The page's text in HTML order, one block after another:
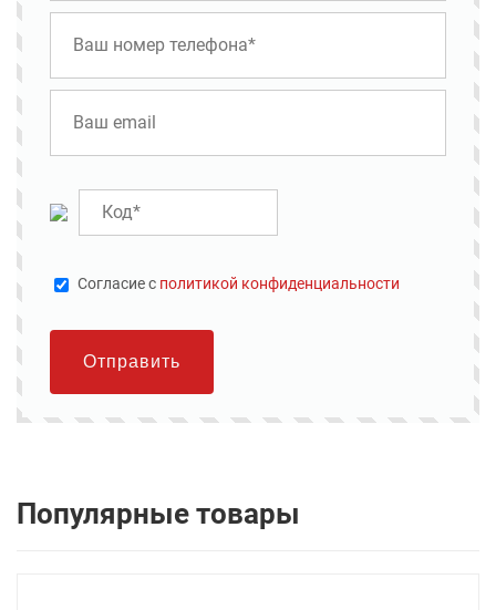
Cогласие с политикой конфиденциальности
Отправить
Популярные товары